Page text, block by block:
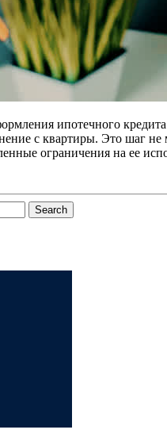
ипотечного
с квартиры. Это шаг
ограничения на ее
Search